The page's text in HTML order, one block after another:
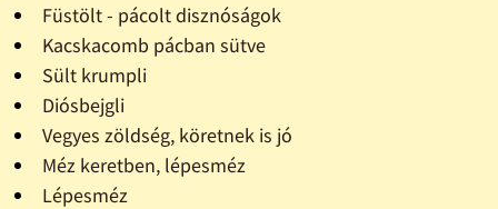
Füstölt - pácolt disznóságok
Kacskacomb pácban sütve
Sült krumpli
Diósbejgli
Vegyes zöldség, köretnek is jó
Méz keretben, lépesméz
Lépesméz